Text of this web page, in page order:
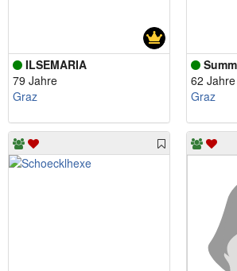
ILSEMARIA
79 Jahre
Graz
62 Jahre
Graz